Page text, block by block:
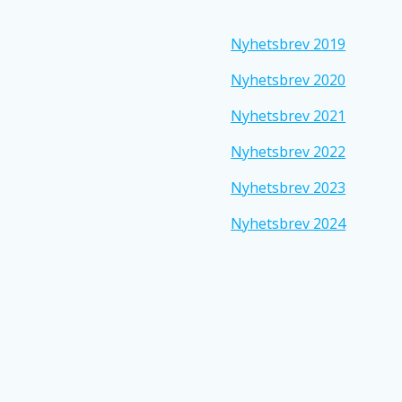
Nyhetsbrev 2019
Nyhetsbrev 2020
Nyhetsbrev 2021
Nyhetsbrev 2022
Nyhetsbrev 2023
Nyhetsbrev 2024